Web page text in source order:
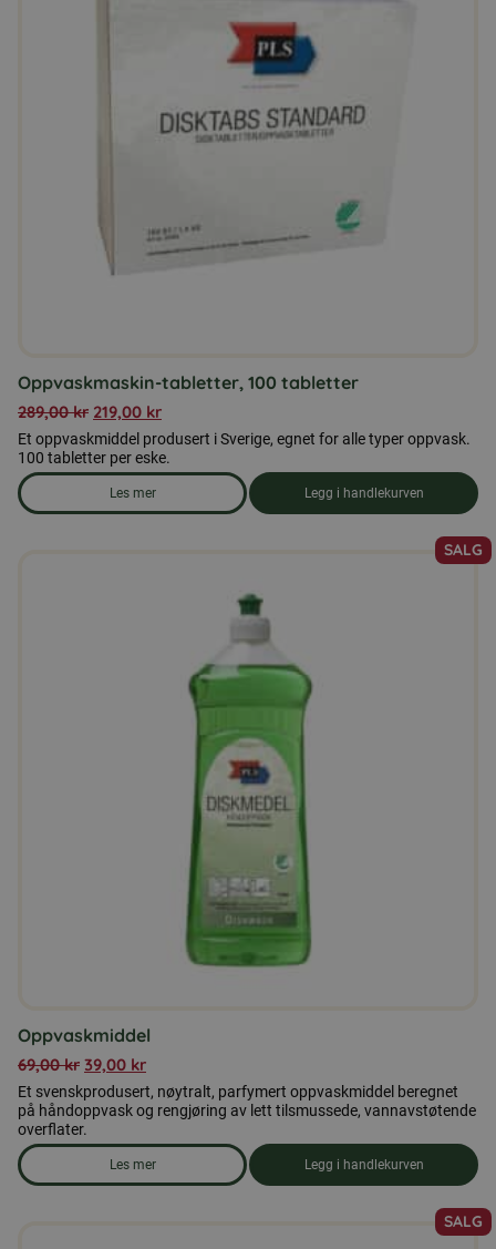
Oppvaskmaskin-tabletter, 100 tabletter
289,00kr 219,00 kr
Et oppvaskmiddel produsert i Sverige, egnet for alle typer oppvask.
100 tabletter per eske.
Les mer
om produkten Oppvaskmaskin-tabletter, 100 tabletter
Legg i handlekurven
SALG
Oppvaskmiddel
69,00kr 39,00 kr
Et svenskprodusert, nøytralt, parfymert oppvaskmiddel beregnet
på håndoppvask og rengjøring av lett tilsmussede, vannavstøtende
overflater.
Les mer
om produkten Oppvaskmiddel
Legg i handlekurven
SALG